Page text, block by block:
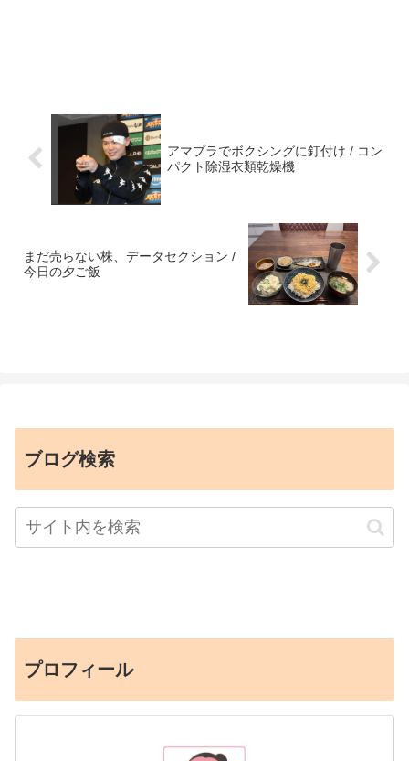
アマプラでボクシングに釘付け / コン
パクト除湿衣類乾燥機
まだ売らない株、データセクション /
今日の夕ご飯
ブログ検索
プロフィール